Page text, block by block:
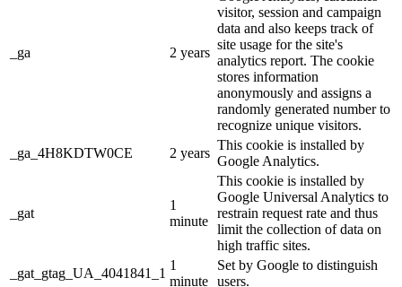
_ga 2 years
visitor, session and campaign
data and also keeps track of
site usage for the site's
analytics report. The cookie
stores information
anonymously and assigns a
randomly generated number to
recognize unique visitors.
_ga_4H8KDTW0CE
2 years
This cookie is installed by
Google Analytics.
_gat
1
minute
This cookie is installed by
Google Universal Analytics to
restrain request rate and thus
limit the collection of data on
high traffic sites.
_gat_gtag_UA_4041841_1
1
minute
Set by Google to distinguish
users.